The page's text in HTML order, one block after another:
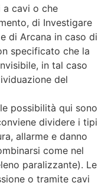
a cavi o che
di Investigare
di Arcana in caso di
specificato che la
in tal caso
del
le possibilità qui sono
dividere i tipi
allarme e danno
come nel
paralizzante). Le
o tramite cavi